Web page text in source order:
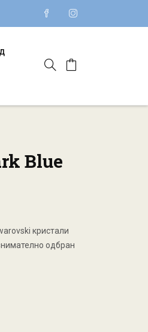
Blue
кристали
одбран